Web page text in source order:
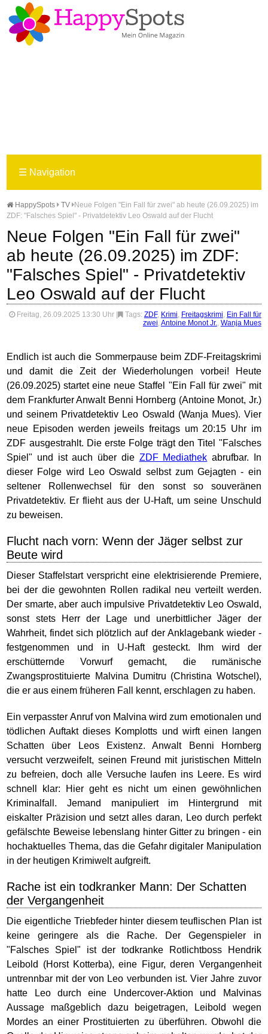
☰ Navigation
HappySpots TV
Neue Folgen "Ein Fall für zwei" ab heute (26.09.2025) im
ZDF: "Falsches Spiel" - Privatdetektiv Leo Oswald auf der Flucht
Neue Folgen "Ein Fall für zwei"
ab heute (26.09.2025) im ZDF:
"Falsches Spiel" - Privatdetektiv
Leo Oswald auf der Flucht
Freitag, 26.09.2025 13:30 Uhr Tags: ZDF, Krimi, Freitagskrimi, Ein Fall für
zwei, Antoine Monot Jr., Wanja Mues
Endlich ist auch die Sommerpause beim ZDF-Freitagskrimi
und damit die Zeit der Wiederholungen vorbei! Heute
(26.09.2025) startet eine neue Staffel "Ein Fall für zwei" mit
dem Frankfurter Anwalt Benni Hornberg (Antoine Monot, Jr.)
und seinem Privatdetektiv Leo Oswald (Wanja Mues). Vier
neue Episoden werden jeweils freitags um 20:15 Uhr im
ZDF ausgestrahlt. Die erste Folge trägt den Titel "Falsches
Spiel" und ist auch über die ZDF Mediathek abrufbar. In
dieser Folge wird Leo Oswald selbst zum Gejagten - ein
seltener Rollenwechsel für den sonst so souveränen
Privatdetektiv. Er flieht aus der U-Haft, um seine Unschuld
zu beweisen.
Flucht nach vorn: Wenn der Jäger selbst zur
Beute wird
Dieser Staffelstart verspricht eine elektrisierende Premiere,
bei der die gewohnten Rollen radikal neu verteilt werden.
Der smarte, aber auch impulsive Privatdetektiv Leo Oswald,
sonst stets Herr der Lage und unerbittlicher Jäger der
Wahrheit, findet sich plötzlich auf der Anklagebank wieder -
festgenommen und in U-Haft gesteckt. Ihm wird der
erschütternde Vorwurf gemacht, die rumänische
Zwangsprostituierte Malvina Dumitru (Christina Wotschel),
die er aus einem früheren Fall kennt, erschlagen zu haben.
Ein verpasster Anruf von Malvina wird zum emotionalen und
tödlichen Auftakt dieses Komplotts und wirft einen langen
Schatten über Leos Existenz. Anwalt Benni Hornberg
versucht verzweifelt, seinen Freund mit juristischen Mitteln
zu befreien, doch alle Versuche laufen ins Leere. Es wird
schnell klar: Hier geht es nicht um einen gewöhnlichen
Kriminalfall. Jemand manipuliert im Hintergrund mit
eiskalter Präzision und setzt alles daran, Leo durch perfekt
gefälschte Beweise lebenslang hinter Gitter zu bringen - ein
hochaktuelles Thema, das die Gefahr digitaler Manipulation
in der heutigen Krimiwelt aufgreift.
Rache ist ein todkranker Mann: Der Schatten
der Vergangenheit
Die eigentliche Triebfeder hinter diesem teuflischen Plan ist
keine geringere als die Rache. Der Gegenspieler in
"Falsches Spiel" ist der todkranke Rotlichtboss Hendrik
Leibold (Horst Kotterba), eine Figur, deren Vergangenheit
untrennbar mit der von Leo verbunden ist. Vier Jahre zuvor
hatte Leo durch eine Undercover-Aktion und Malvinas
Aussage maßgeblich dazu beigetragen, Leibold wegen
Mordes an einer Prostituierten zu überführen. Obwohl die